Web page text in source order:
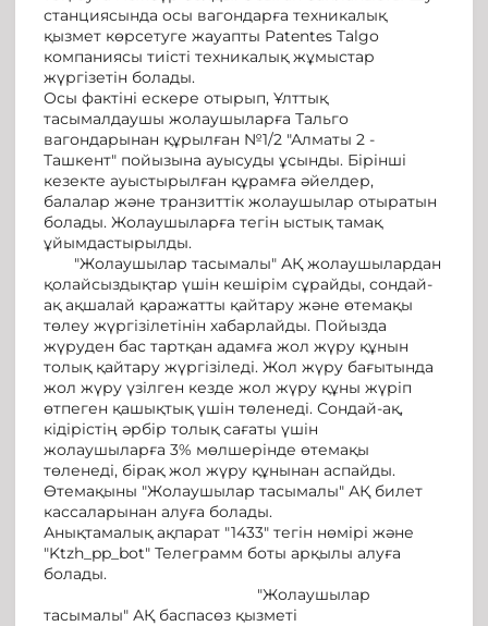
станциясында осы вагондарға техникалық
қызмет көрсетуге жауапты Patentes Talgo
компаниясы тиісті техникалық жұмыстар
жүргізетін болады.
Осы фактіні ескере отырып, Ұлттық
тасымалдаушы жолаушыларға Тальго
вагондарынан құрылған №1/2 "Алматы 2 -
Ташкент" пойызына ауысуды ұсынды. Бірінші
кезекте ауыстырылған құрамға әйелдер,
балалар және транзиттік жолаушылар отыратын
болады. Жолаушыларға тегін ыстық тамақ
ұйымдастырылды.
"Жолаушылар тасымалы" АҚ жолаушылардан
қолайсыздықтар үшін кешірім сұрайды, сондай-
ақ ақшалай қаражатты қайтару және өтемақы
төлеу жүргізілетінін хабарлайды. Пойызда
жүруден бас тартқан адамға жол жүру құнын
толық қайтару жүргізіледі. Жол жүру бағытында
жол жүру үзілген кезде жол жүру құны жүріп
өтпеген қашықтық үшін төленеді. Сондай-ақ,
кідірістің әрбір толық сағаты үшін
жолаушыларға 3% мөлшерінде өтемақы
төленеді, бірақ жол жүру құнынан аспайды.
Өтемақыны "Жолаушылар тасымалы" АҚ билет
кассаларынан алуға болады.
Анықтамалық ақпарат "1433" тегін нөмірі және
"Ktzh_pp_bot" Телеграмм боты арқылы алуға
болады.
"Жолаушылар
тасымалы" АҚ баспасөз қызметі